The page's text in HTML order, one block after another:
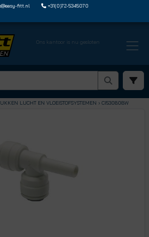
fitt.nl +31(0)72-5345070
Ons kantoor is nu gesloten
LUCHT EN VLOEISTOFSYSTEMEN › CI530808W